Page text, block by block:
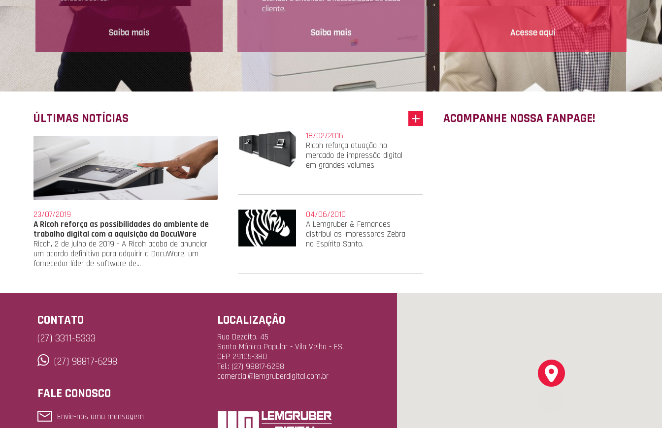
ÚLTIMAS NOTÍCIAS
23/07/2019
A Ricoh reforça as possibilidades do ambiente de
trabalho digital com a aquisição da DocuWare
Ricoh, 2 de julho de 2019 - A Ricoh acaba de anunciar
um acordo definitivo para adquirir a DocuWare, um
fornecedor líder de software de...
18/02/2016
Ricoh reforça atuação no
mercado de impressão digital
em grandes volumes
04/06/2010
A Lemgruber & Fernandes
distribui as impressoras Zebra
no Espírito Santo.
ACOMPANHE NOSSA FANPAGE!
LOCALIZAÇÃO
Rua Dezoito, 45
Santa Mônica Popular - Vila Velha - ES.
CEP 29105-380
Tel.: (27) 98817-6298
comercial@lemgruberdigital.com.br
CONTATO
(27) 3311-5333
(27) 98817-6298
FALE CONOSCO
Envie-nos uma mensagem